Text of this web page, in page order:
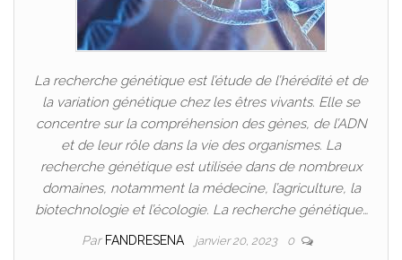
La recherche génétique est l’étude de l’hérédité et de
la variation génétique chez les êtres vivants. Elle se
concentre sur la compréhension des gènes, de l’ADN
et de leur rôle dans la vie des organismes. La
recherche génétique est utilisée dans de nombreux
domaines, notamment la médecine, l’agriculture, la
biotechnologie et l’écologie. La recherche génétique…
Par FANDRESENA janvier 20, 2023 0